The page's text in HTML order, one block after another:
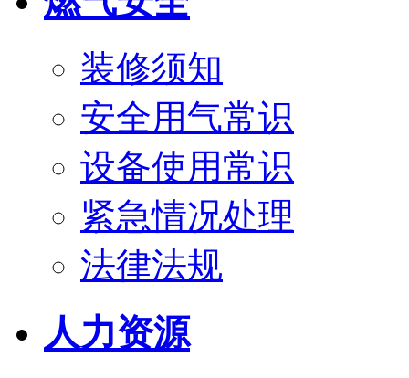
装修须知
安全用气常识
设备使用常识
紧急情况处理
法律法规
人力资源